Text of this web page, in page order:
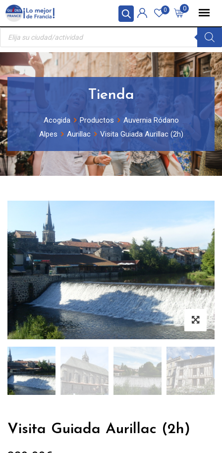
Panel de gestión de cookies
Skip
content
0
0
Búsqueda
productos
Tienda
Acogida Productos
Auvernia Ródano
Alpes
Aurillac Visita Guiada Aurillac (2h)
Visita Guiada Aurillac (2h)